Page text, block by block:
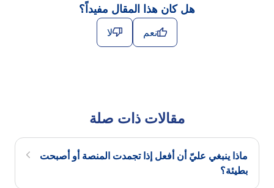
هل كان هذا المقال مفيداً؟
نعم لا
مقالات ذات صلة
ماذا ينبغي عليّ أن أفعل إذا تجمدت المنصة أو أصبحت
بطيئة؟